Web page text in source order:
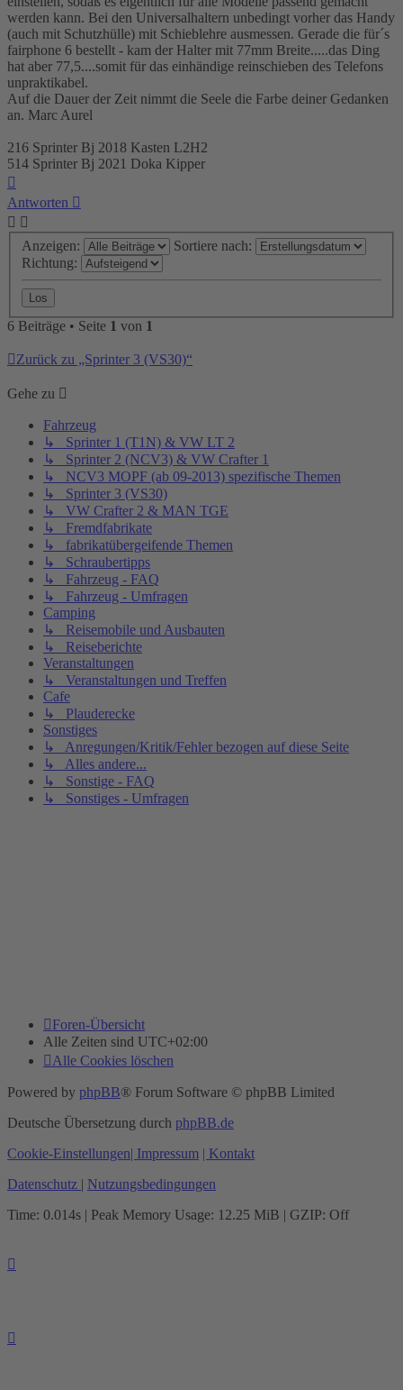
werden kann. Bei den Universalhaltern unbedingt vorher das Handy
(auch mit Schutzhülle) mit Schieblehre ausmessen. Gerade die für´s
fairphone 6 bestellt - kam der Halter mit 77mm Breite.....das Ding
hat aber 77,5....somit für das einhändige reinschieben des Telefons
unpraktikabel.
Auf die Dauer der Zeit nimmt die Seele die Farbe deiner Gedanken
an. Marc Aurel
216 Sprinter Bj 2018 Kasten L2H2
514 Sprinter Bj 2021 Doka Kipper
Antworten
Anzeigen:
Sortiere nach:
Richtung:
6 Beiträge • Seite 1 von 1
Zurück zu „Sprinter 3 (VS30)“
Gehe zu
Fahrzeug
↳ Sprinter 1 (T1N) & VW LT 2
↳ Sprinter 2 (NCV3) & VW Crafter 1
↳ NCV3 MOPF (ab 09-2013) spezifische Themen
↳ Sprinter 3 (VS30)
↳ VW Crafter 2 & MAN TGE
↳ Fremdfabrikate
↳ fabrikatübergeifende Themen
↳ Schraubertipps
↳ Fahrzeug - FAQ
↳ Fahrzeug - Umfragen
Camping
↳ Reisemobile und Ausbauten
↳ Reiseberichte
Veranstaltungen
↳ Veranstaltungen und Treffen
Cafe
↳ Plauderecke
Sonstiges
↳ Anregungen/Kritik/Fehler bezogen auf diese Seite
↳ Alles andere...
↳ Sonstige - FAQ
↳ Sonstiges - Umfragen
Foren-Übersicht
Alle Zeiten sind UTC+02:00
Alle Cookies löschen
Powered by phpBB® Forum Software © phpBB Limited
Deutsche Übersetzung durch phpBB.de
Cookie-Einstellungen| Impressum | Kontakt
Datenschutz | Nutzungsbedingungen
Time: 0.014s | Peak Memory Usage: 12.25 MiB | GZIP: Off